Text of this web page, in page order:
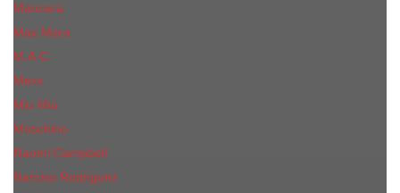
Mancera
Max Mara
M.А.C.
Mexx
Miu Miu
Mоsсhino
Naomi Campbell
Narciso Rodriguez